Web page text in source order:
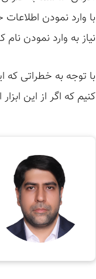
نیاز به وارد نمودن
کنیم که اگر از این